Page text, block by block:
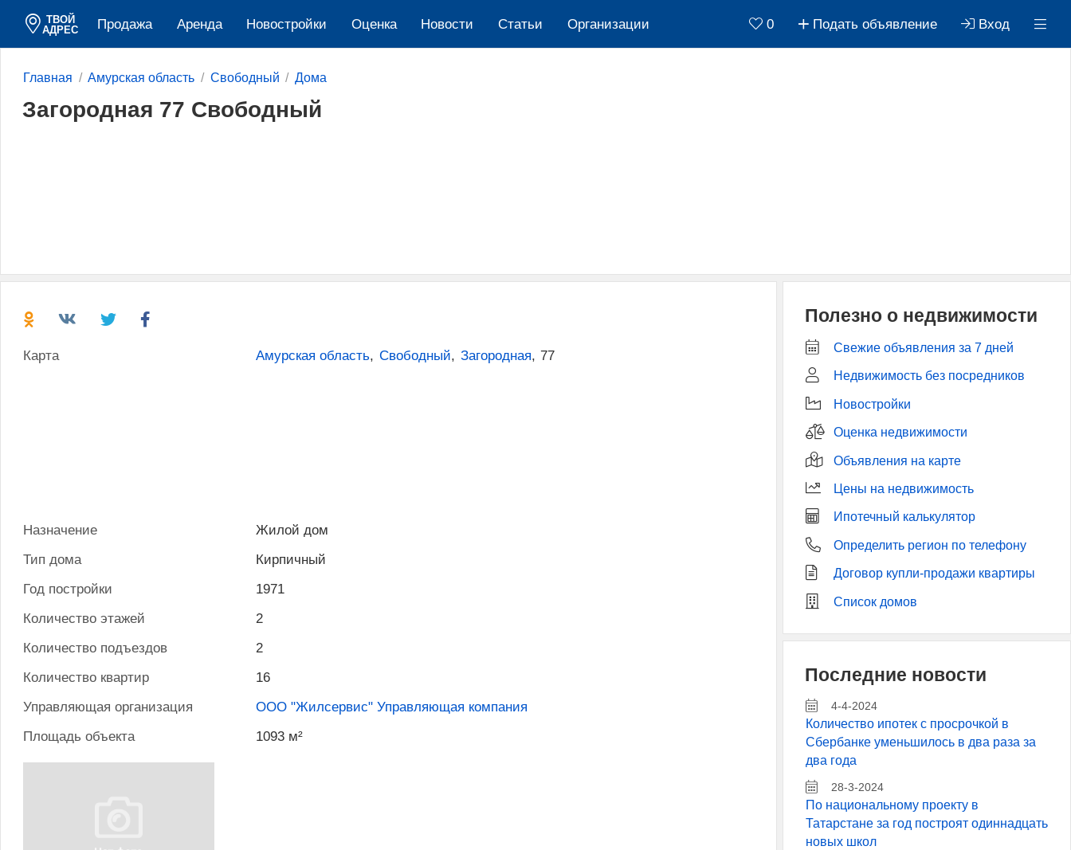
ТВОЙ
АДРЕС
Продажа Аренда Новостройки Оценка Новости Cтатьи Организации 0 Подать объявление Вход
Главная Амурская область Свободный Дома
Загородная 77 Свободный
Карта Амурская область, Свободный, Загородная, 77
Назначение
Жилой дом
Тип дома
Кирпичный
Год постройки
1971
Количество этажей
2
Количество подъездов
2
Количество квартир
16
Управляющая организация
ООО "Жилсервис" Управляющая компания
Площадь объекта
1093 м²
Полезно о недвижимости
Свежие объявления за 7 дней
Недвижимость без посредников
Новостройки
Оценка недвижимости
Объявления на карте
Цены на недвижимость
Ипотечный калькулятор
Определить регион по телефону
Договор купли-продажи квартиры
Список домов
Последние новости
4-4-2024
Количество ипотек с просрочкой в
Сбербанке уменьшилось в два раза за
два года
28-3-2024
По национальному проекту в
Татарстане за год построят одиннадцать
новых школ